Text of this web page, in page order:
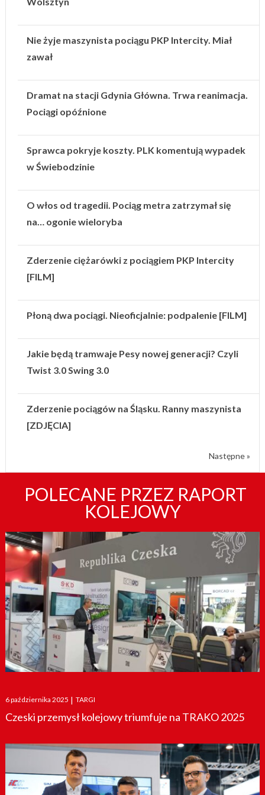
Nie żyje maszynista pociągu PKP Intercity. Miał
zawał
Dramat na stacji Gdynia Główna. Trwa reanimacja.
Pociągi opóźnione
Sprawca pokryje koszty. PLK komentują wypadek
w Świebodzinie
O włos od tragedii. Pociąg metra zatrzymał się
na… ogonie wieloryba
Zderzenie ciężarówki z pociągiem PKP Intercity
[FILM]
Płoną dwa pociągi. Nieoficjalnie: podpalenie [FILM]
Jakie będą tramwaje Pesy nowej generacji? Czyli
Twist 3.0 Swing 3.0
Zderzenie pociągów na Śląsku. Ranny maszynista
[ZDJĘCIA]
Następne »
POLECANE PRZEZ RAPORT
KOLEJOWY
Posted
on
6 października 2025 | TARGI
Czeski przemysł kolejowy triumfuje na TRAKO 2025